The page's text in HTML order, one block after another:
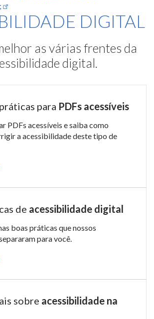
DIGITAL
as várias frentes da
digital.
para PDFs acessíveis
PDFs acessíveis e saiba como
a acessibilidade deste tipo de
de acessibilidade digital
boas práticas que nossos
para você.
sobre acessibilidade na